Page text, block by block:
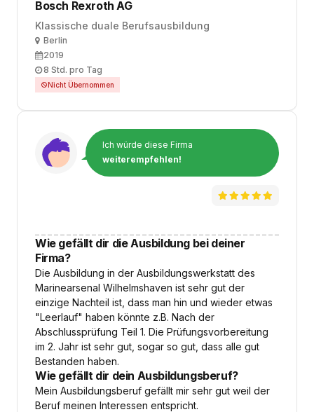
Bosch Rexroth AG
Klassische duale Berufsausbildung
OrtBerlin
Ausbildungsbeginn
2019
Arbeitszeit
8 Std. pro Tag
Nicht Übernommen
Ich würde diese Firma
weiterempfehlen!
Wie gefällt dir die Ausbildung bei deiner
Firma?
Die Ausbildung in der Ausbildungswerkstatt des
Marinearsenal Wilhelmshaven ist sehr gut der
einzige Nachteil ist, dass man hin und wieder etwas
"Leerlauf" haben könnte z.B. Nach der
Abschlussprüfung Teil 1. Die Prüfungsvorbereitung
im 2. Jahr ist sehr gut, sogar so gut, dass alle gut
Bestanden haben.
Wie gefällt dir dein Ausbildungsberuf?
Mein Ausbildungsberuf gefällt mir sehr gut weil der
Beruf meinen Interessen entspricht.